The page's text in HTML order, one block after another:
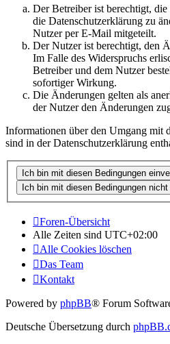
Der Betreiber ist berechtigt,
die Datenschutzerklärung zu
Nutzer per E-Mail mitgeteilt.
Der Nutzer ist berechtigt, den
Im Falle des Widerspruchs
Betreiber und dem Nutzer
sofortiger Wirkung.
Die Änderungen gelten als
der Nutzer den Änderungen
Informationen über den Umgang mit
sind in der Datenschutzerklärung
Foren-Übersicht
Alle Zeiten sind UTC+02:00
Alle Cookies löschen
Das Team
Kontakt
Powered by phpBB® Forum
Deutsche Übersetzung durch